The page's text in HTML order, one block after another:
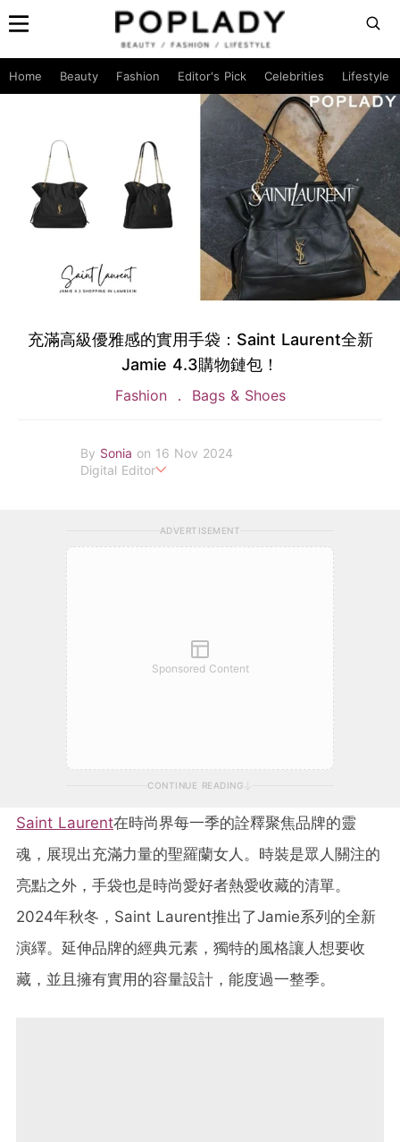
Home Beauty Fashion Editor's Pick Celebrities Lifestyle
充滿高級優雅感的實用手袋：Saint Laurent全新
Jamie 4.3購物鏈包！
Fashion Bags & Shoes
By Sonia on 16 Nov 2024
Digital Editor
ADVERTISEMENT
Sponsored Content
CONTINUE READING
Saint Laurent在時尚界每一季的詮釋聚焦品牌的靈
魂，展現出充滿力量的聖羅蘭女人。時裝是眾人關注的
亮點之外，手袋也是時尚愛好者熱愛收藏的清單。
2024年秋冬，Saint Laurent推出了Jamie系列的全新
演繹。延伸品牌的經典元素，獨特的風格讓人想要收
藏，並且擁有實用的容量設計，能度過一整季。